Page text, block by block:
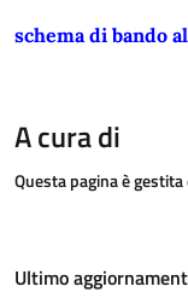
schema di bando
A cura di
Questa pagina è gestita
Ultimo